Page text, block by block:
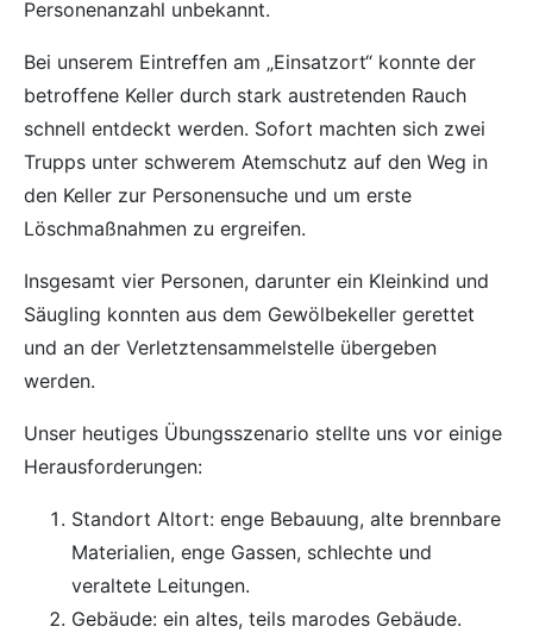
Personenanzahl unbekannt.
Bei unserem Eintreffen am „Einsatzort“ konnte der
betroffene Keller durch stark austretenden Rauch
schnell entdeckt werden. Sofort machten sich zwei
Trupps unter schwerem Atemschutz auf den Weg in
den Keller zur Personensuche und um erste
Löschmaßnahmen zu ergreifen.
Insgesamt vier Personen, darunter ein Kleinkind und
Säugling konnten aus dem Gewölbekeller gerettet
und an der Verletztensammelstelle übergeben
werden.
Unser heutiges Übungsszenario stellte uns vor einige
Herausforderungen:
Standort Altort: enge Bebauung, alte brennbare
Materialien, enge Gassen, schlechte und
veraltete Leitungen.
Gebäude: ein altes, teils marodes Gebäude.